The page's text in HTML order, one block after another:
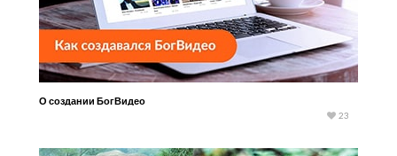
О создании БогВидео
23